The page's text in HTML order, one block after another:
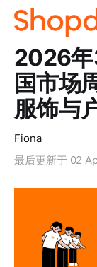
2026
国市场
服饰与
Fiona
最后更新于 02